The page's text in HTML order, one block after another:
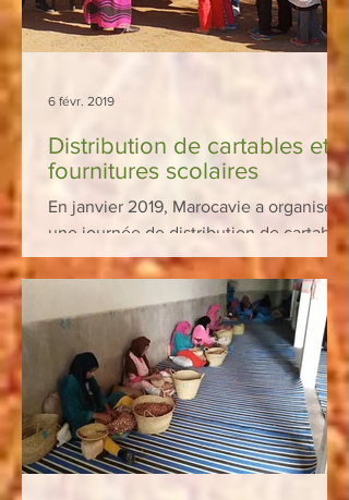
Distribution de cartables et
fournitures scolaires
En janvier 2019, Marocavie a organisé
une journée de distribution de cartables
et fournitures scolaires pour les élèves
de l'école...
6 févr. 2019